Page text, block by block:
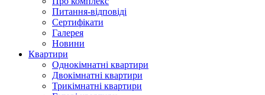
Питання-відповіді
Сертифікати
Галерея
Новини
Квартири
Однокімнатні квартири
Двокімнатні квартири
Трикімнатні квартири